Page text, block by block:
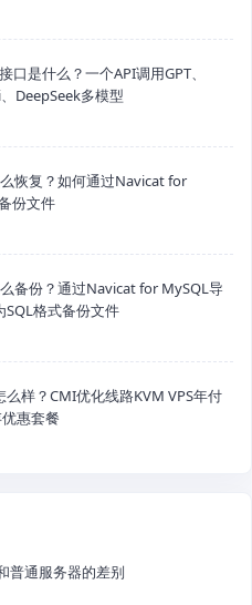
口是什么？一个API调用GPT、
DeepSeek多模型
恢复？如何通过Navicat for
份文件
备份？通过Navicat for MySQL导
格式备份文件
么样？CMI优化线路KVM VPS年付
惠套餐
普通服务器的差别